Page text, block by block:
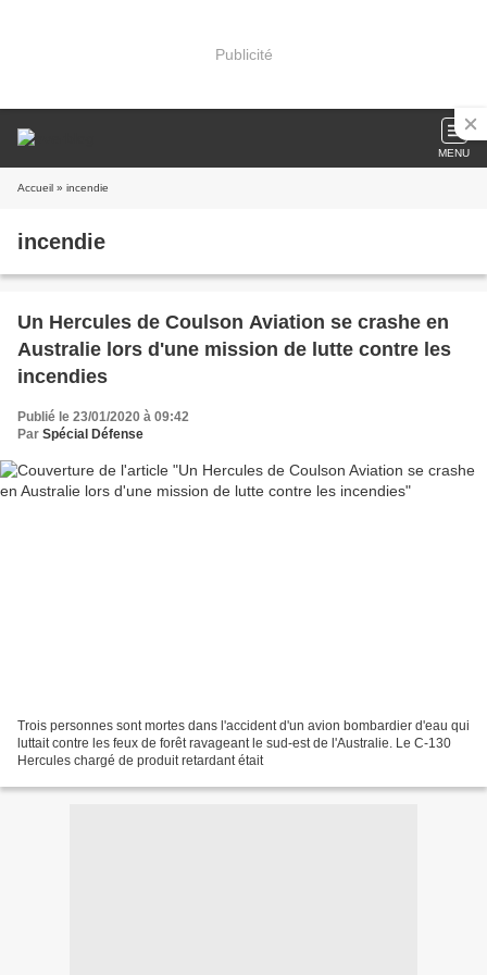
Publicité
MENU
Accueil » incendie
incendie
Un Hercules de Coulson Aviation se crashe en
Australie lors d'une mission de lutte contre les
incendies
Publié le 23/01/2020 à 09:42
Par Spécial Défense
Trois personnes sont mortes dans l'accident d'un avion bombardier d'eau qui
luttait contre les feux de forêt ravageant le sud-est de l'Australie. Le C-130
Hercules chargé de produit retardant était